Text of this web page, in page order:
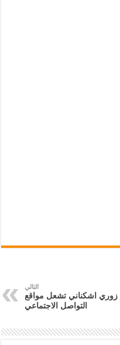
التالي
اشكناني تشعل مواقع
التواصل الاجتماعي